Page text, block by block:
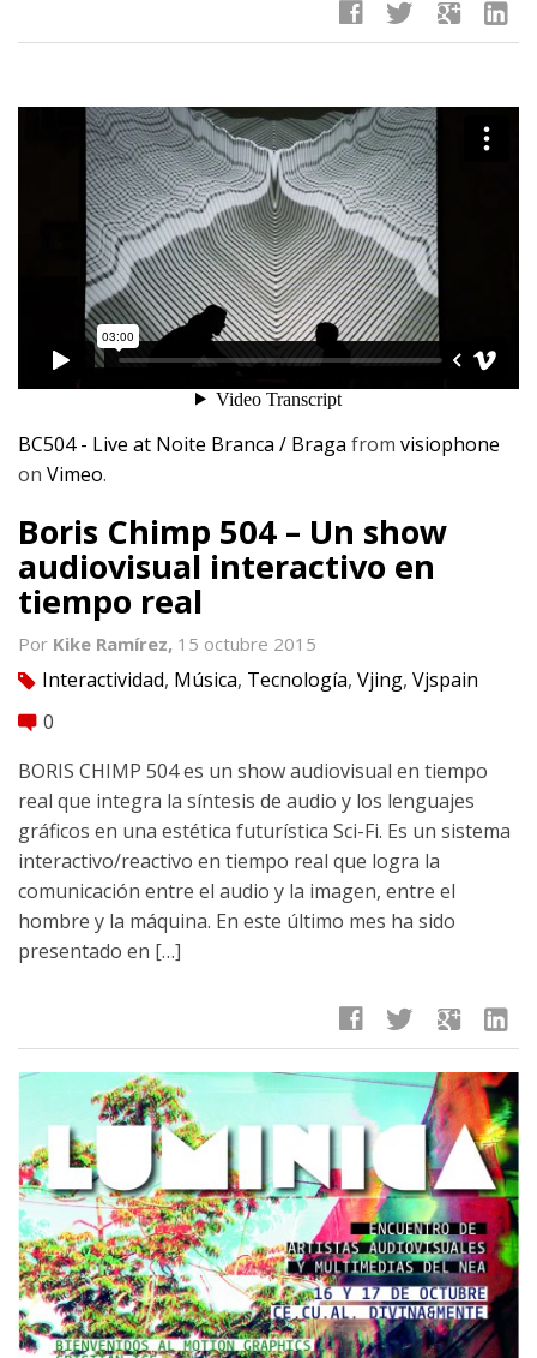
facebook twitter google linkedin
BC504 - Live at Noite Branca / Braga from visiophone
on Vimeo.
Boris Chimp 504 – Un show
audiovisual interactivo en
tiempo real
Por Kike Ramírez, 15 octubre 2015
tag Interactividad, Música, Tecnología, Vjing, Vjspain
comment 0
BORIS CHIMP 504 es un show audiovisual en tiempo
real que integra la síntesis de audio y los lenguajes
gráficos en una estética futurística Sci-Fi. Es un sistema
interactivo/reactivo en tiempo real que logra la
comunicación entre el audio y la imagen, entre el
hombre y la máquina. En este último mes ha sido
presentado en […]
facebook twitter google linkedin